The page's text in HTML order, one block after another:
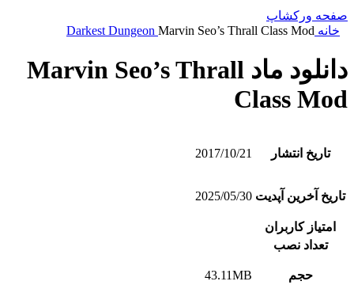
صفحه ورکشاپ
خانه
Darkest Dungeon Marvin Seo’s Thrall Class Mod
دانلود ماد Marvin Seo’s Thrall
Class Mod
تاریخ انتشار 2017/10/21
تاریخ آخرین آپدیت 2025/05/30
امتیاز کاربران
تعداد نصب
حجم 43.11MB